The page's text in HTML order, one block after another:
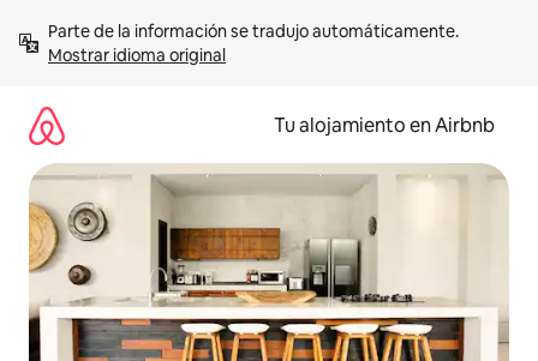
contenidoMostrar idioma original
Tu alojamiento en Airbnb